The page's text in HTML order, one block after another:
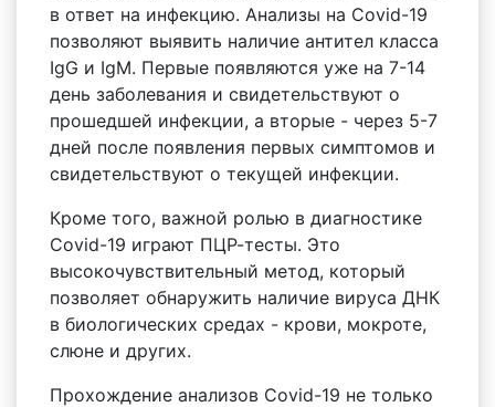
в ответ на инфекцию. Анализы на Covid-19
позволяют выявить наличие антител класса
IgG и IgM. Первые появляются уже на 7-14
день заболевания и свидетельствуют о
прошедшей инфекции, а вторые - через 5-7
дней после появления первых симптомов и
свидетельствуют о текущей инфекции.
Кроме того, важной ролью в диагностике
Covid-19 играют ПЦР-тесты. Это
высокочувствительный метод, который
позволяет обнаружить наличие вируса ДНК
в биологических средах - крови, мокроте,
слюне и других.
Прохождение анализов Covid-19 не только